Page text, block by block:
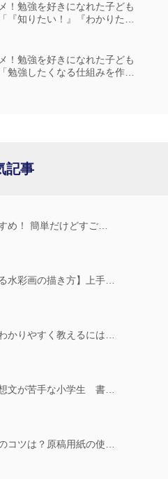
！勉強を好きになれた子ども
『知りたい！』『わかりた
！勉強を好きになれた子ども
勉強したくなる仕組みを作
記事
め！ 簡単だけどすご…
水彩画の描き方】上手…
かりやすく教えるには…
文が苦手な小学生 書…
コツは？原稿用紙の使…